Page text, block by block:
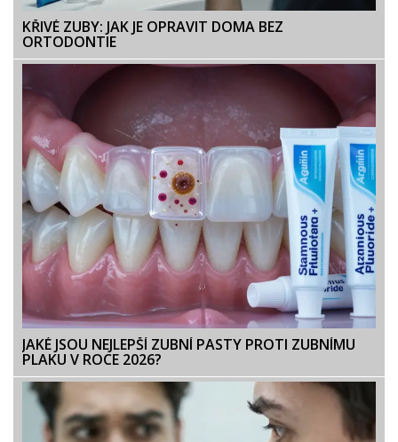
KŘIVÉ ZUBY: JAK JE OPRAVIT DOMA BEZ
ORTODONTIE
JAKÉ JSOU NEJLEPŠÍ ZUBNÍ PASTY PROTI ZUBNÍMU
PLAKU V ROCE 2026?